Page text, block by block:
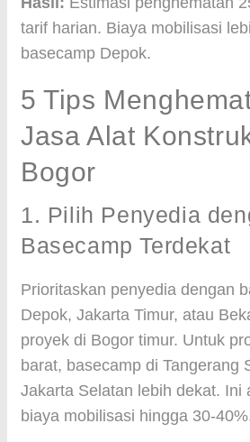
tarif harian. Biaya mobilisasi
basecamp Depok.
5 Tips
Jasa Alat
Bogor
1. Pilih Penyedia
Basecamp Terdekat
Prioritaskan penyedia dengan
Depok, Jakarta Timur, atau
proyek di Bogor timur. Untuk
barat, basecamp di Tangerang
Jakarta Selatan lebih dekat. Ini
biaya mobilisasi hingga 30-